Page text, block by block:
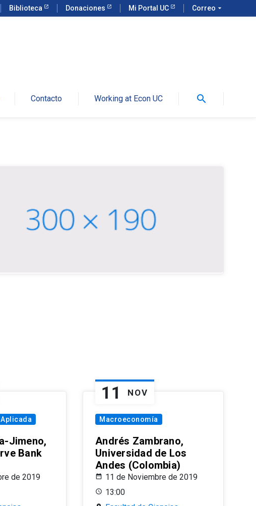
Biblioteca Donaciones Mi Portal UC Correo arrow_drop_down
Contacto Working at Econ UC search
Jimeno,
Bank
de 2019
11 NOV
Macroeconomía
Andrés Zambrano,
Universidad de Los
Andes (Colombia)
11 de Noviembre de 2019
13:00